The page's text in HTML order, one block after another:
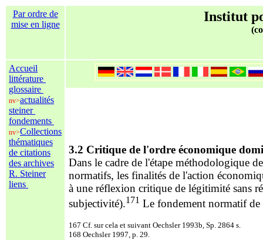
Par ordre de
mise en ligne
Institut
Accueil
littérature
glossaire
nv>actualités
steiner
fondements
nv>Collections
thématiques
de citations
des archives
R. Steiner
liens
3.2 Critique de l'ordre économique
Dans le cadre de l'étape méthodologique
normatifs, les finalités de l'action
à une réflexion critique de légitimité sans
subjectivité).171 Le fondement normatif de
167 Cf. sur cela et suivant Oechsler 1993b, Sp. 2864 s.
168 Oechsler 1997, p. 29.